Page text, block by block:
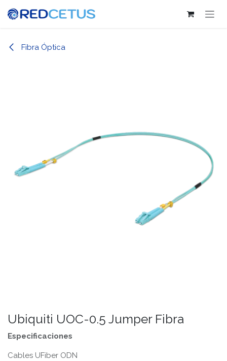
Fibra Óptica
Ubiquiti UOC-0.5 Jumper Fibra
Especificaciones
Cables UFiber ODN